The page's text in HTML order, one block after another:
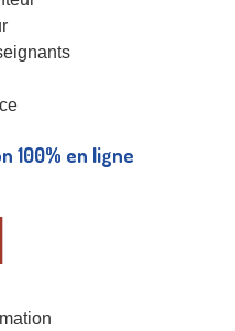
100% en ligne